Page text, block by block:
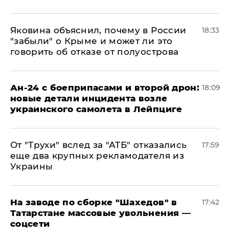
Яковина объяснил, почему в России
"забыли" о Крыме и может ли это
говорить об отказе от полуострова
18:33
Ан-24 с боеприпасами и второй дрон:
новые детали инцидента возле
украинского самолета в Лейпциге
18:09
От "Трухи" вслед за "АТБ" отказались
еще два крупных рекламодателя из
Украины
17:59
На заводе по сборке "Шахедов" в
Татарстане массовые увольнения —
соцсети
17:42